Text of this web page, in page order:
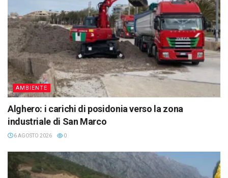
AMBIENTE
Alghero: i carichi di posidonia verso la zona
industriale di San Marco
6 AGOSTO 2026 0